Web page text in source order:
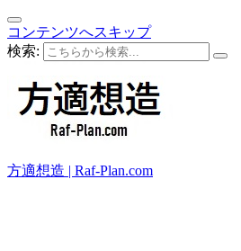
コンテンツへスキップ
検索:
方適想造 | Raf-Plan.com